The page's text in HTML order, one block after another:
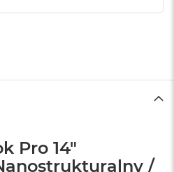
Pro 14"
/